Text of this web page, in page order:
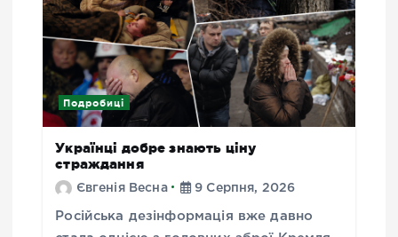
Подробиці
Українці добре знають ціну
страждання
Євгенія Весна 9 Серпня, 2026
Російська дезінформація вже давно